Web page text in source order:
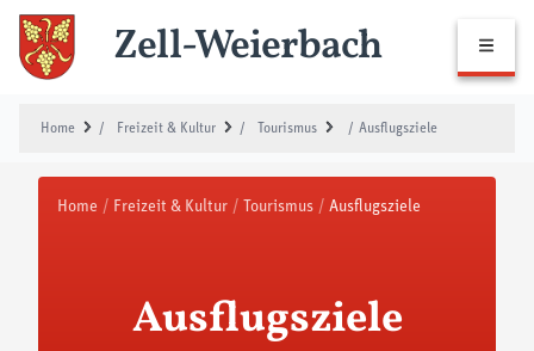
Zell-Weierbach
Home / Freizeit & Kultur / Tourismus / Ausflugsziele
Home / Freizeit & Kultur / Tourismus / Ausflugsziele
Ausflugsziele